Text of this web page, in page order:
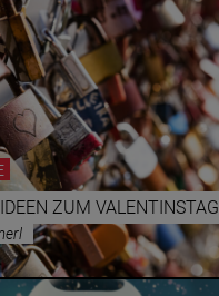
ZUM VALENTINSTAG